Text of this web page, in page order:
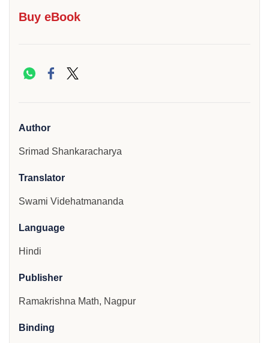
Buy eBook
Author
Srimad Shankaracharya
Translator
Swami Videhatmananda
Language
Hindi
Publisher
Ramakrishna Math, Nagpur
Binding